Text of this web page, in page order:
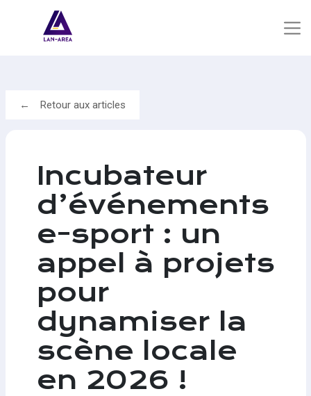
Retour aux articles
Incubateur
d’événements
e-sport : un
appel à projets
pour
dynamiser la
scène locale
en 2026 !